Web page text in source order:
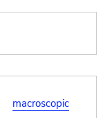
macroscopic